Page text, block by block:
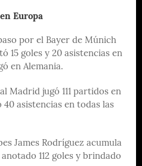
Europa
por el Bayer de Múnich
15 goles y 20 asistencias en
en Alemania.
Madrid jugó 111 partidos en
asistencias en todas las
James Rodríguez acumula
112 goles y brindado